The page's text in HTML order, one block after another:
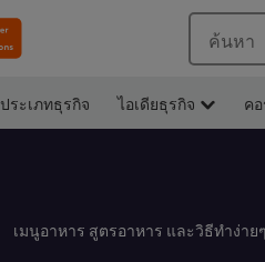
ค้นหา
ประเภทธุรกิจ ไอเดียธุรกิจ ค
เมนูอาหาร สูตรอาหาร และวิธีทำง่าย